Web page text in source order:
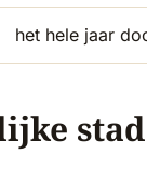
het hele jaar